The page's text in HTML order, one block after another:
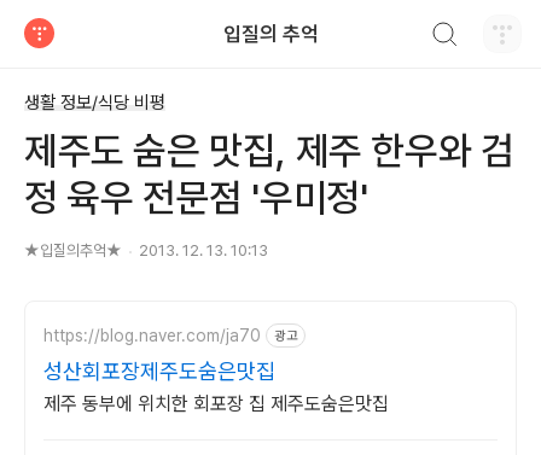
입질의 추억
생활 정보/식당 비평
제주도 숨은 맛집, 제주 한우와 검
정 육우 전문점 '우미정'
★입질의추억★ 2013. 12. 13. 10:13
https://blog.naver.com/ja70 광고
성산회포장제주도숨은맛집
제주 동부에 위치한 회포장 집 제주도숨은맛집